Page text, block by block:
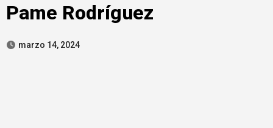
Pame Rodríguez
marzo 14, 2024